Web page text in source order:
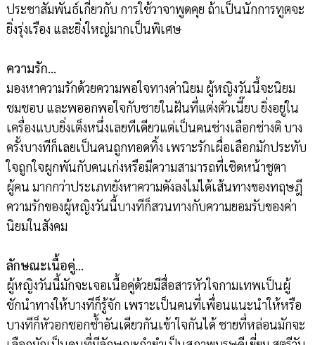
ประชาสัมพันธ์เกี่ยวกับ การใช้วาจาพูดคุย ถ้าเป็นนักการทูตจะ
ยิ่งรุ่งเรือง และยิ่งใหญ่มากเป็นพิเศษ
ความรัก…
มองหาความรักด้วยความพอใจทางค่านิยม ผู้หญิงวันนี้จะนิยม
ชมชอบ และพออกพอใจกับชายในฝันที่แต่งตัวเนี๊ยบ ยิ่งอยู่ใน
เครื่องแบบยิ่งเต็งหนึ่งเลยทีเดียวแต่เป็นคนช่างเลือกช่างติ บาง
ครั้งบางทีก็เลยเป็นคนถูกทอดทิ้ง เพราะรักเผื่อเลือกมักประทับ
ใจถูกใจผูกพันกับคนเก่งหรือมีความสามารถที่เชิดหน้าชูตา
ผู้คน มากกว่าประเภทยังหาความดังลงไม่ได้เส้นทางของทฤษฎี
ความรักของผู้หญิงวันนี้บางทีก็สวนทางกับความยอมรับของค่า
นิยมในสังคม
ลักษณะเนื้อคู่…
ผู้หญิงวันนี้มักจะเจอเนื้อคู่ด้วยมีสื่อสารหัวใจกามเทพเป็นผู้
ชักนำทางให้บางทีก็รู้จัก เพราะเป็นคนที่เพื่อนแนะนำให้หรือ
บางทีก็หัวอกชอกช้ำอันเดียวกันเข้าใจกันได้ ชายที่หล่อนมักจะ